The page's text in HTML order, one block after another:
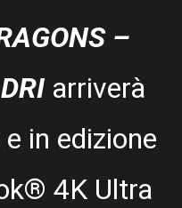
–
arriverà
in edizione
4K Ultra